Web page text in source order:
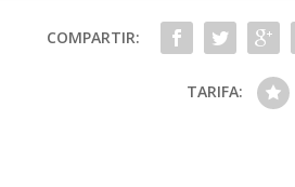
COMPARTIR:
TARIFA: